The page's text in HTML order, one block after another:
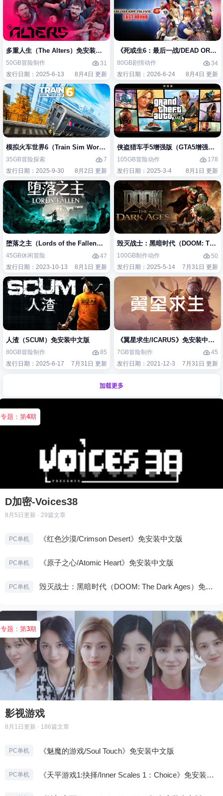
多重人生（The Alters）免安装中文版
50GB冒险制作
31
发行日期：2025-6-13
8月4日 更新
《死或生6：最后一战/DEAD OR
80GB剧情动作
34
发行日期：2026-6-24
8月4日 更新
模拟火车世界6（Train Sim World 6）免安装中文版
35GB冒险探索
7
发行日期：2025-9-30
8月2日 更新
侠盗猎车手5增强版（GTA5增强版
105GB冒险动作
178
发行日期：2025-3-4
8月1日 更新
堕落之主（Lords of the Fallen）免安装中文版
45GB休闲 冒险
47
发行日期：2023-10-13
8月1日 更新
毁灭战士：黑暗时代（DOOM: The
100GB制作动作
50
发行日期：2025-5-14
7月31日 更新
人渣（SCUM）免安装中文版
80GB冒险制作
85
发行日期：2025-6-17
7月31日 更新
《翼星求生/ICARUS》免安装中文版
7GB冒险制作
45
发行日期：2021-12-3
7月31日 更新
加载更多
专题：第4期
D加密-Voices38
8月5日 更新 · 29篇文章
PC单机 《红色沙漠/Crimson Desert》免安装中文版
PC单机 《原子之心/Atomic Heart》免安装中文版
PC单机 毁灭战士：黑暗时代（DOOM: The Dark Ages）免安装中文版
专题：第3期
影视游戏
8月1日 更新 · 186篇文章
PC单机 《魅魔的游戏/Soul Touch》免安装中文版
PC单机 《天平游戏1:抉择/Inner Scales 1：Choice》免安装中文版